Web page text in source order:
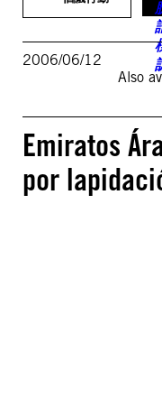
2006/06/12
Also
Emiratos
por